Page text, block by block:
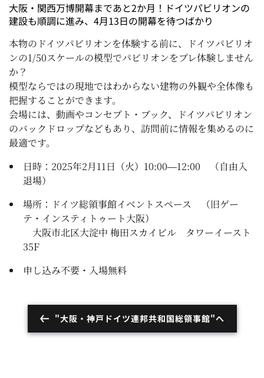
大阪・関西万博開幕まであと2か月！ ドイツパビリオンの
建設も順調に進み、 4月13日の開幕を待つばかり
本物のドイツパビリオンを体験する前に、ドイツパビリオ
ンの1/50スケールの模型でパビリオンをプレ体験しません
か？
模型ならではの現地ではわからない建物の外観や全体像も
把握することができます。
会場には、動画やコンセプト・ブック、ドイツパビリオン
のバックドロップなどもあり、訪問前に情報を集めるのに
最適です。
日時： 2025年2月11日（火） 10:00―12:00
（自由入
退場）
場所：ドイツ総領事館イベントスペース
（旧ゲー
テ・インスティトゥート大阪）
大阪市北区大淀中 梅田スカイビル
タワーイースト
35F
申し込み不要・入場無料
"大阪・神戸ドイツ連邦共和国総領事館"へ